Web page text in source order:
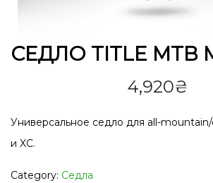
СЕДЛО TITLE MTB
4,920₴
Универсальное седло для all-
и XC.
Category: Седла